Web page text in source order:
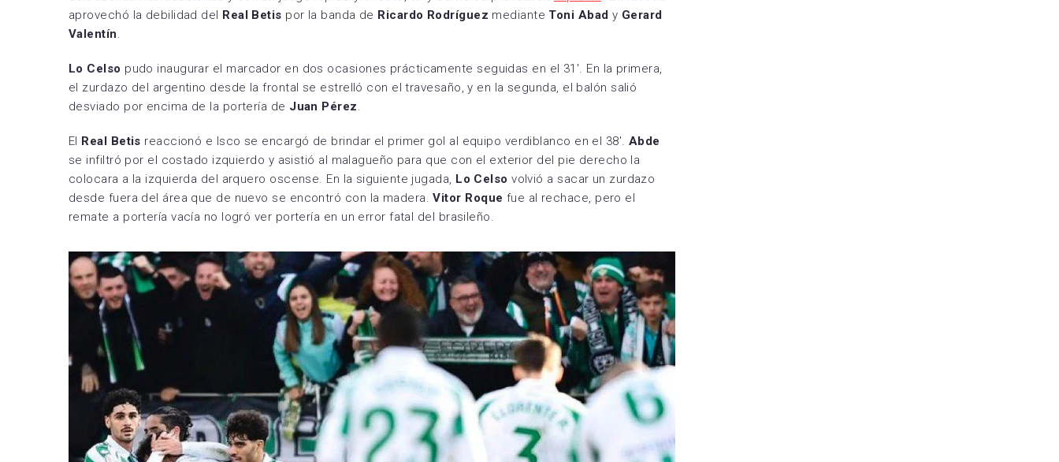
aprovechó la debilidad del Real Betis por la banda de Ricardo Rodríguez mediante Toni Abad y Gerard
Valentín
Lo Celso pudo inaugurar el marcador en dos ocasiones prácticamente seguidas en el 31′. En la primera,
el zurdazo del argentino desde la frontal se estrelló con el travesaño, y en la segunda, el balón salió
desviado por encima de la portería de Juan Pérez
El Real Betis reaccionó e Isco se encargó de brindar el primer gol al equipo verdiblanco en el 38′.Abde
se infiltró por el costado izquierdo y asistió al malagueño para que con el exterior del pie derecho la
colocara a la izquierda del arquero oscense. En la siguiente jugada, Lo Celso volvió a sacar un zurdazo
desde fuera del área que de nuevo se encontró con la madera.Vitor Roque fue al rechace, pero el
remate a portería vacía no logró ver portería en un error fatal del brasileño.